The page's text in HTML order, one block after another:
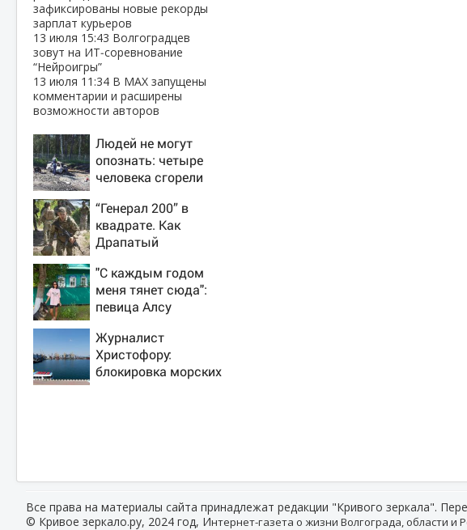
зафиксированы новые рекорды
зарплат курьеров
13 июля 15:43 Волгоградцев
зовут на ИТ‑соревнование
“Нейроигры”
13 июля 11:34 В МАХ запущены
комментарии и расширены
возможности авторов
Людей не могут
опознать: четыре
человека сгорели
ДТП на трассе
07/08/2026 –
Новости
“Генерал 200” в
квадрате. Как
Драпатый
Сырского
"С каждым годом
меня тянет сюда":
певица Алсу
татарскую деревню,
где прошло ее
детство 07/08/2026
Журналист
Христофору:
блокировка морских
Все права на материалы сайта принадлежат редакции "Кривого зеркала".
© Кривое зеркало.ру, 2024 год, Интернет-газета о жизни Волгограда, области и